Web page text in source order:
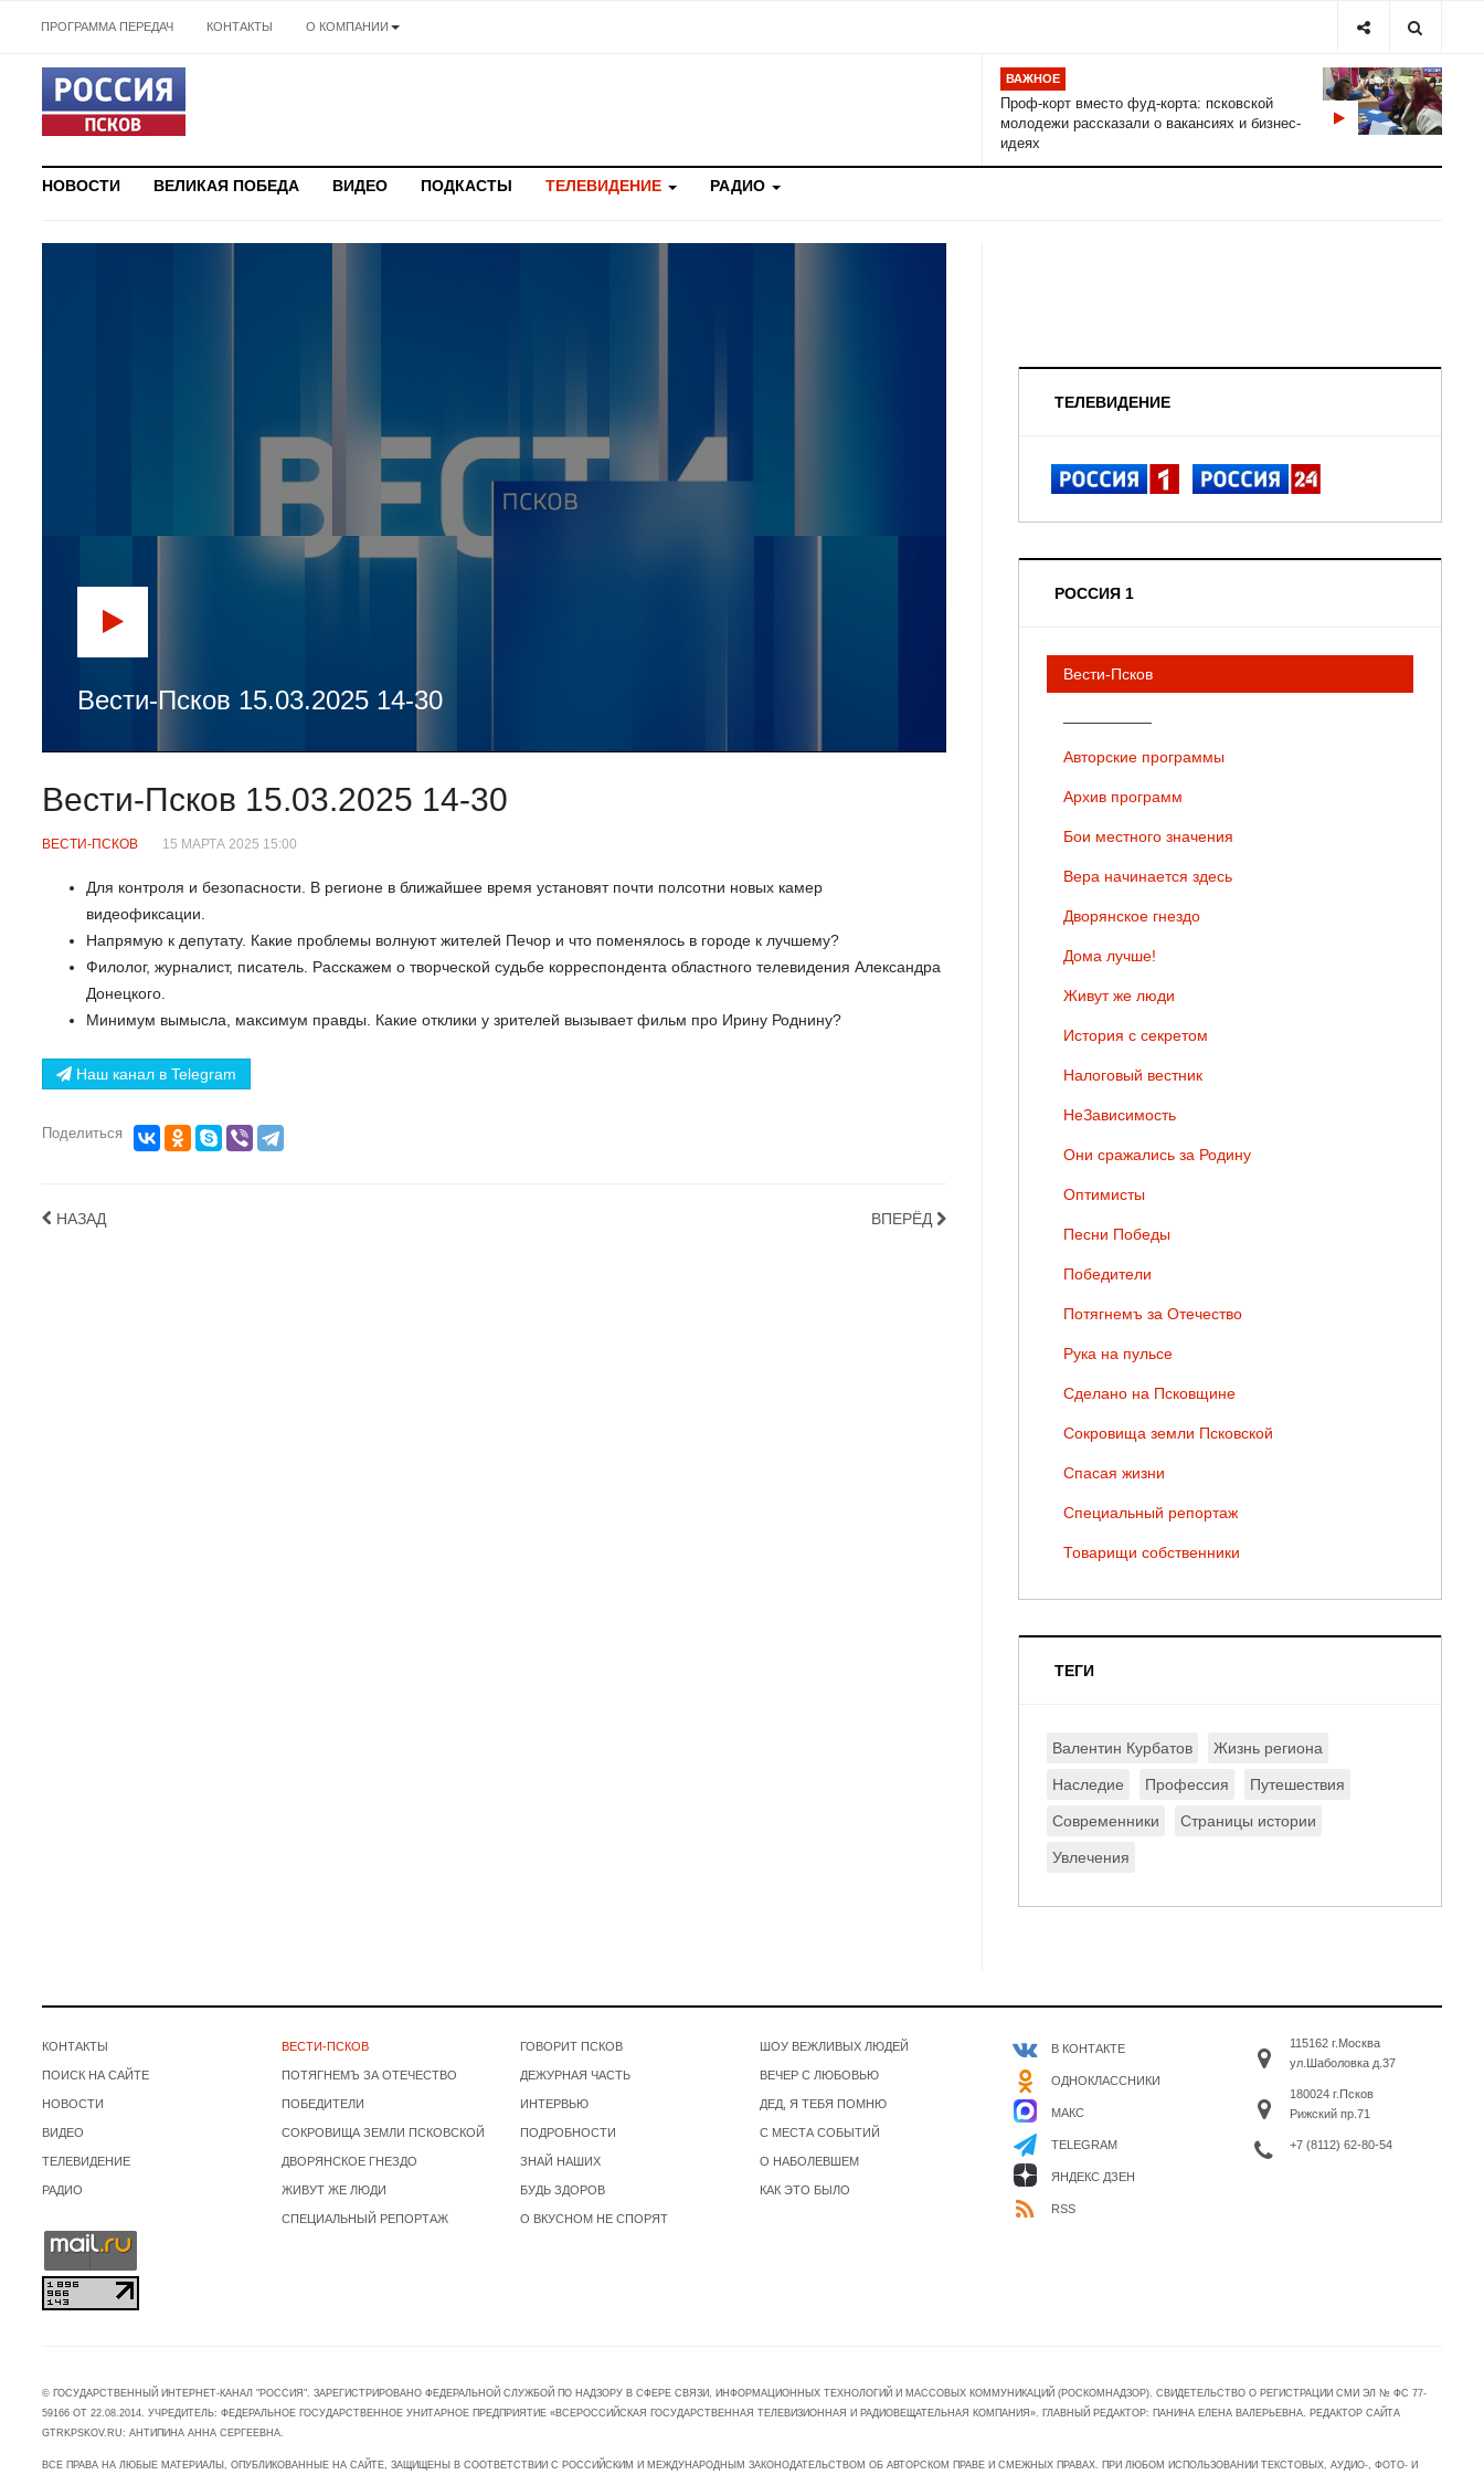
ПРОГРАММА ПЕРЕДАЧ КОНТАКТЫ О КОМПАНИИ
ВАЖНОЕ
Проф-корт вместо фуд-корта: псковской
молодежи рассказали о вакансиях и бизнес-
идеях
НОВОСТИ ВЕЛИКАЯ ПОБЕДА ВИДЕО ПОДКАСТЫ ТЕЛЕВИДЕНИЕ РАДИО
Вести-Псков 15.03.2025 14-30
Вести-Псков 15.03.2025 14-30
ВЕСТИ-ПСКОВ 15 МАРТА 2025 15:00
Для контроля и безопасности. В регионе в ближайшее время установят почти полсотни новых камер
видеофиксации.
Напрямую к депутату. Какие проблемы волнуют жителей Печор и что поменялось в городе к лучшему?
Филолог, журналист, писатель. Расскажем о творческой судьбе корреспондента областного телевидения Александра
Донецкого.
Минимум вымысла, максимум правды. Какие отклики у зрителей вызывает фильм про Ирину Роднину?
Наш канал в Telegram
Поделиться
НАЗАД ВПЕРЁД
ТЕЛЕВИДЕНИЕ
РОССИЯ 1
Вести-Псков
Авторские программы
Архив программ
Бои местного значения
Вера начинается здесь
Дворянское гнездо
Дома лучше!
Живут же люди
История с секретом
Налоговый вестник
НеЗависимость
Они сражались за Родину
Оптимисты
Песни Победы
Победители
Потягнемъ за Отечество
Рука на пульсе
Сделано на Псковщине
Сокровища земли Псковской
Спасая жизни
Специальный репортаж
Товарищи собственники
ТЕГИ
Валентин Курбатов Жизнь региона
Наследие Профессия Путешествия
Современники Страницы истории
Увлечения
КОНТАКТЫ
ПОИСК НА САЙТЕ
НОВОСТИ
ВИДЕО
ТЕЛЕВИДЕНИЕ
РАДИО
ВЕСТИ-ПСКОВ
ПОТЯГНЕМЪ ЗА ОТЕЧЕСТВО
ПОБЕДИТЕЛИ
СОКРОВИЩА ЗЕМЛИ ПСКОВСКОЙ
ДВОРЯНСКОЕ ГНЕЗДО
ЖИВУТ ЖЕ ЛЮДИ
СПЕЦИАЛЬНЫЙ РЕПОРТАЖ
ГОВОРИТ ПСКОВ
ДЕЖУРНАЯ ЧАСТЬ
ИНТЕРВЬЮ
ПОДРОБНОСТИ
ЗНАЙ НАШИХ
БУДЬ ЗДОРОВ
О ВКУСНОМ НЕ СПОРЯТ
ШОУ ВЕЖЛИВЫХ ЛЮДЕЙ
ВЕЧЕР С ЛЮБОВЬЮ
ДЕД, Я ТЕБЯ ПОМНЮ
С МЕСТА СОБЫТИЙ
О НАБОЛЕВШЕМ
КАК ЭТО БЫЛО
В КОНТАКТЕ
ОДНОКЛАССНИКИ
МАКС
TELEGRAM
ЯНДЕКС ДЗЕН
RSS
115162 г.Москва
ул.Шаболовка д.37
180024 г.Псков
Рижский пр.71
+7 (8112) 62-80-54
© ГОСУДАРСТВЕННЫЙ ИНТЕРНЕТ-КАНАЛ "РОССИЯ". ЗАРЕГИСТРИРОВАНО ФЕДЕРАЛЬНОЙ СЛУЖБОЙ ПО НАДЗОРУ В СФЕРЕ СВЯЗИ, ИНФОРМАЦИОННЫХ ТЕХНОЛОГИЙ И МАССОВЫХ КОММУНИКАЦИЙ (РОСКОМНАДЗОР). СВИДЕТЕЛЬСТВО О РЕГИСТРАЦИИ СМИ ЭЛ № ФС 77-
59166 ОТ 22.08.2014. УЧРЕДИТЕЛЬ: ФЕДЕРАЛЬНОЕ ГОСУДАРСТВЕННОЕ УНИТАРНОЕ ПРЕДПРИЯТИЕ «ВСЕРОССИЙСКАЯ ГОСУДАРСТВЕННАЯ ТЕЛЕВИЗИОННАЯ И РАДИОВЕЩАТЕЛЬНАЯ КОМПАНИЯ». ГЛАВНЫЙ РЕДАКТОР: ПАНИНА ЕЛЕНА ВАЛЕРЬЕВНА. РЕДАКТОР САЙТА
GTRKPSKOV.RU: АНТИПИНА АННА СЕРГЕЕВНА.
ВСЕ ПРАВА НА ЛЮБЫЕ МАТЕРИАЛЫ, ОПУБЛИКОВАННЫЕ НА САЙТЕ, ЗАЩИЩЕНЫ В СООТВЕТСТВИИ С РОССИЙСКИМ И МЕЖДУНАРОДНЫМ ЗАКОНОДАТЕЛЬСТВОМ ОБ АВТОРСКОМ ПРАВЕ И СМЕЖНЫХ ПРАВАХ. ПРИ ЛЮБОМ ИСПОЛЬЗОВАНИИ ТЕКСТОВЫХ, АУДИО-, ФОТО- И